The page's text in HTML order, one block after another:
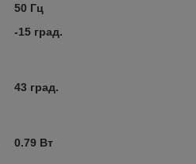
50 Гц
-15 град.
43 град.
0.79 Вт